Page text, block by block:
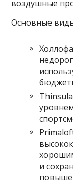
воздушные
Основные
и